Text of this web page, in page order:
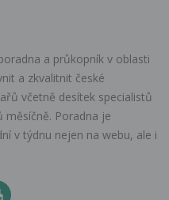
a průkopník v oblasti
a zkvalitnit české
včetně desítek specialistů
měsíčně. Poradna je
v týdnu nejen na webu, ale i